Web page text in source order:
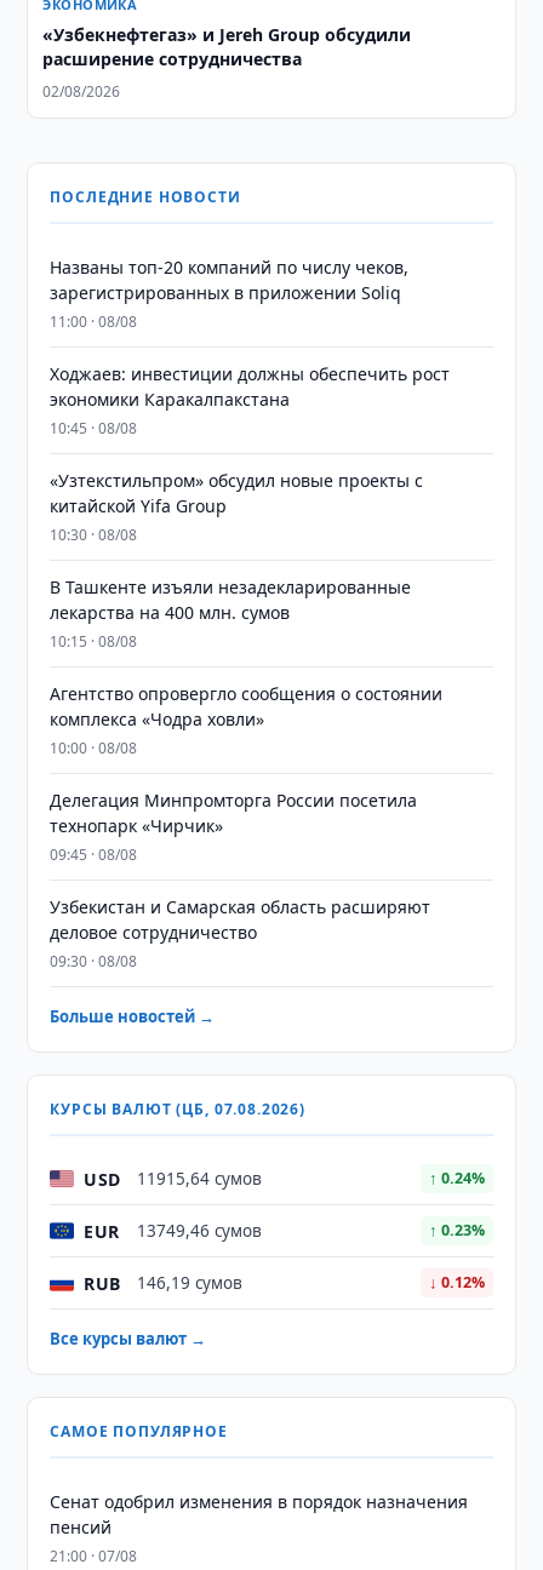
ЭКОНОМИКА
«Узбекнефтегаз» и Jereh Group обсудили
расширение сотрудничества
02/08/2026
ПОСЛЕДНИЕ НОВОСТИ
Названы топ-20 компаний по числу чеков,
зарегистрированных в приложении Soliq
11:00 · 08/08
Ходжаев: инвестиции должны обеспечить рост
экономики Каракалпакстана
10:45 · 08/08
«Узтекстильпром» обсудил новые проекты с
китайской Yifa Group
10:30 · 08/08
​​​​​​​В Ташкенте изъяли незадекларированные
лекарства на 400 млн. сумов
10:15 · 08/08
Агентство опровергло сообщения о состоянии
комплекса «Чодра ховли»
10:00 · 08/08
Делегация Минпромторга России посетила
технопарк «Чирчик»
09:45 · 08/08
Узбекистан и Самарская область расширяют
деловое сотрудничество
09:30 · 08/08
Больше новостей →
КУРСЫ ВАЛЮТ (ЦБ, 07.08.2026)
USD 11915,64 сумов ↑ 0.24%
EUR 13749,46 сумов ↑ 0.23%
RUB 146,19 сумов ↓ 0.12%
Все курсы валют →
САМОЕ ПОПУЛЯРНОЕ
Сенат одобрил изменения в порядок назначения
пенсий
21:00 · 07/08